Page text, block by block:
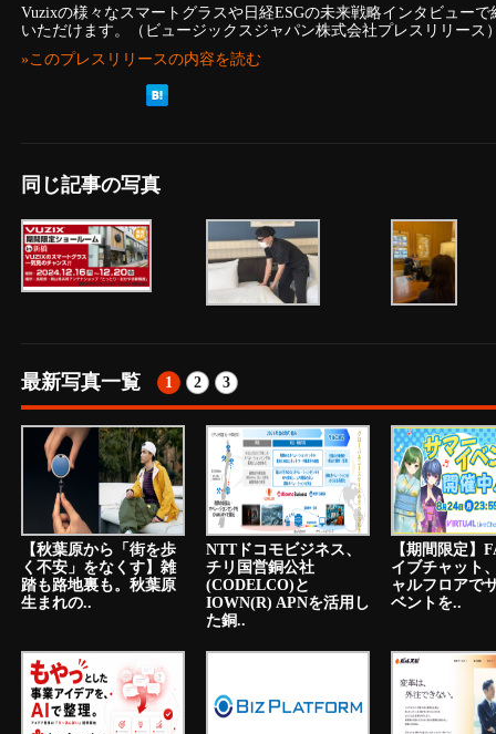
Vuzixの様々なスマートグラスや日経ESGの未来戦略インタビュー
いただけます。（ビュージックスジャパン株式会社プレスリリース
»このプレスリリースの内容を読む
同じ記事の写真
最新写真一覧 1 2 3
【秋葉原から「街を歩
く不安」をなくす】雑
踏も路地裏も。秋葉原
生まれの..
NTTドコモビジネス、
チリ国営銅公社
(CODELCO)と
IOWN(R) APNを活用し
た銅..
【期間限定】
イブチャット
ャルフロアで
ベントを..